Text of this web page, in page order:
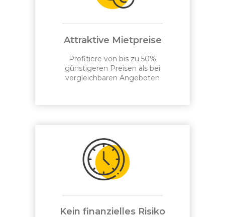
Attraktive Mietpreise
Profitiere von bis zu 50%
günstigeren Preisen als bei
vergleichbaren Angeboten
Kein finanzielles Risiko